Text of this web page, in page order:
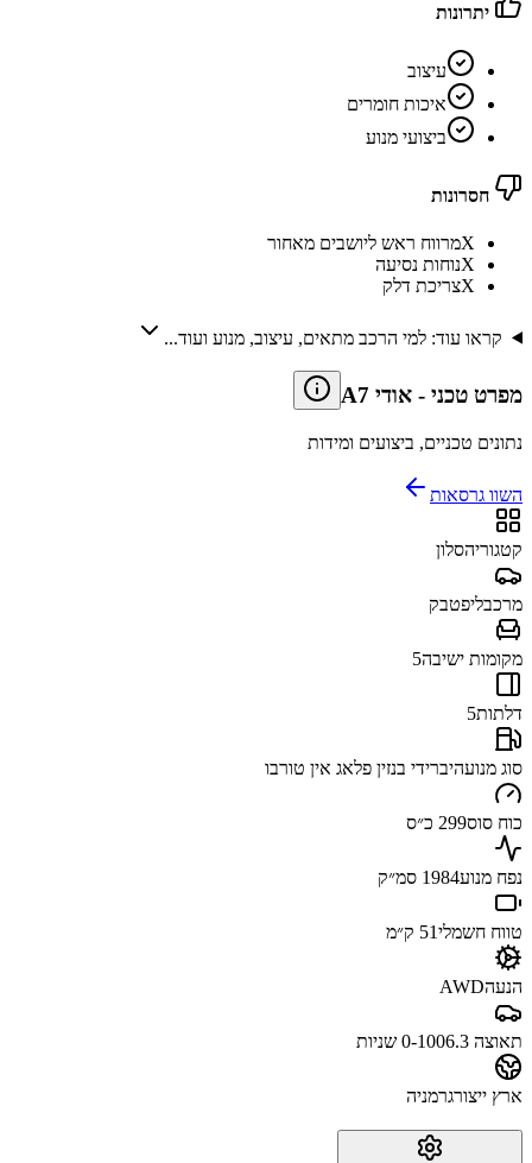
יתרונות
עיצוב
איכות חומרים
ביצועי מנוע
חסרונות
Xמרווח ראש ליושבים מאחור
Xנוחות נסיעה
Xצריכת דלק
קראו עוד: למי הרכב מתאים, עיצוב, מנוע ועוד...
מפרט טכני - אודי A7
נתונים טכניים, ביצועים ומידות
השוו גרסאות
קטגוריהסלון
מרכבליפטבק
מקומות ישיבה5
דלתות5
סוג מנועהיברידי בנזין פלאג אין טורבו
כוח סוס299 כ״ס
נפח מנוע1984 סמ״ק
טווח חשמלי51 ק״מ
הנעהAWD
תאוצה 0-100 6.3 שניות
ארץ ייצורגרמניה